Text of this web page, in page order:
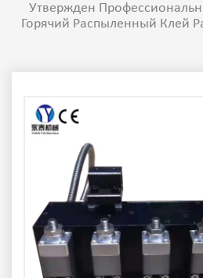
Утвержден
Горячий Распыленный Клей